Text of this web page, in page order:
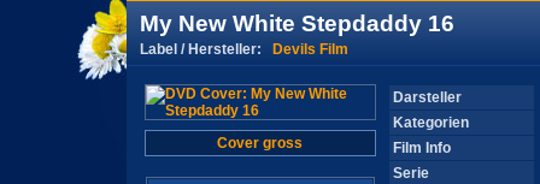
My New White Stepdaddy 16
Label / Hersteller: Devils Film
Cover gross
Darsteller
Kategorien
Film Info
Serie